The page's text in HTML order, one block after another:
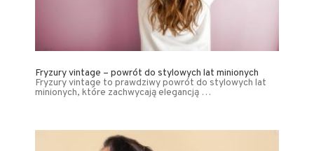
Fryzury vintage – powrót do stylowych lat minionych
Fryzury vintage to prawdziwy powrót do stylowych lat
minionych, które zachwycają elegancją …